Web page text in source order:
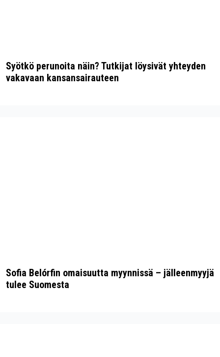
Syötkö perunoita näin? Tutkijat löysivät yhteyden
vakavaan kansansairauteen
Sofia Belórfin omaisuutta myynnissä – jälleenmyyjä
tulee Suomesta